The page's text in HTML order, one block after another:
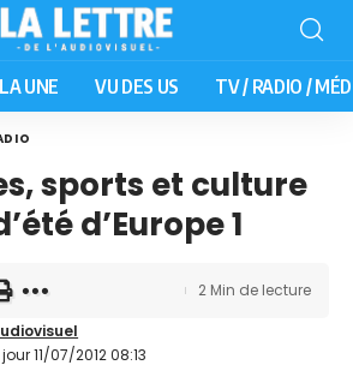
UNE VU DES US TV / RADIO /
sports et culture
d’Europe 1
11/07/2012 08:13
2 Min de lecture